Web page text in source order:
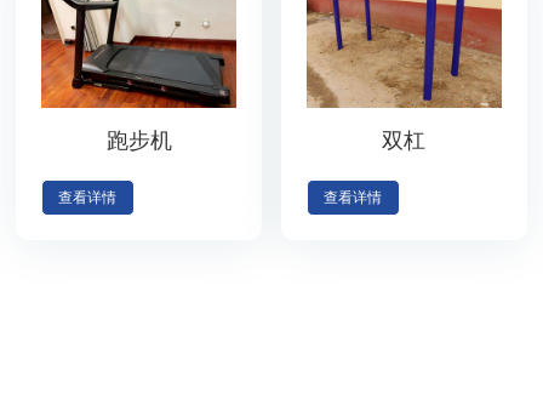
跑步机
查看详情
双杠
查看详情